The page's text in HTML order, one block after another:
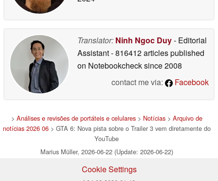
Translator: Ninh Ngoc Duy- Editorial
Assistant- 816412 articles published
on Notebookchecksince 2008
contact me via:
Facebook
> Análises e revisões de portáteis e celulares> Notícias> Arquivo de
notícias 2026 06> GTA 6: Nova pista sobre o Trailer 3 vem diretamente do
YouTube
Marius Müller, 2026-06-22 (Update: 2026-06-22)
Cookie Settings